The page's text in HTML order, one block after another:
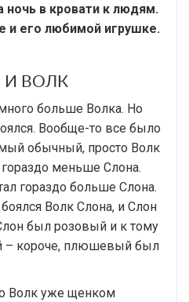
ночь в кровати к людям.
и его любимой игрушке.
больше Волка. Но
Вообще-то все было
обычный, просто Волк
меньше Слона.
гораздо больше Слона.
Волк Слона, и Слон
был розовый и к тому
– короче, плюшевый был
уже щенком